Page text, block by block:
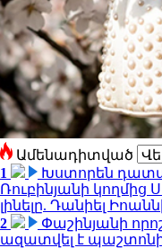
Ամենադիտված
1
Խստորեն
Ռուբինյանի կողմից
լինելը. Դանիել
2
Փաշինյանի
ազատվել է